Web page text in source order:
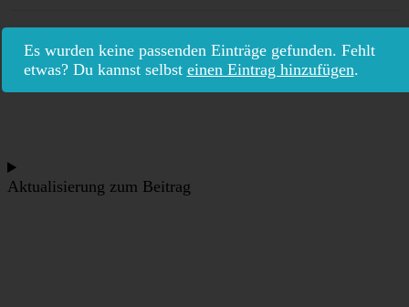
Es wurden keine passenden Einträge gefunden. Fehlt
etwas? Du kannst selbst einen Eintrag hinzufügen.
Aktualisierung zum Beitrag